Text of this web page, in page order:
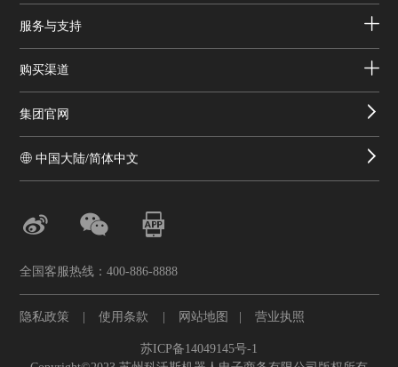
服务与支持
购买渠道
集团官网
中国大陆/简体中文
全国客服热线：400-886-8888
隐私政策 | 使用条款 | 网站地图 | 营业执照
苏ICP备14049145号-1